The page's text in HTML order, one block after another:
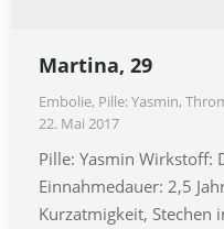
Martina, 29
Embolie, Pille: Yasmin,
22. Mai 2017
Pille: Yasmin Wirkstoff:
Einnahmedauer: 2,5
Kurzatmigkeit, Stechen